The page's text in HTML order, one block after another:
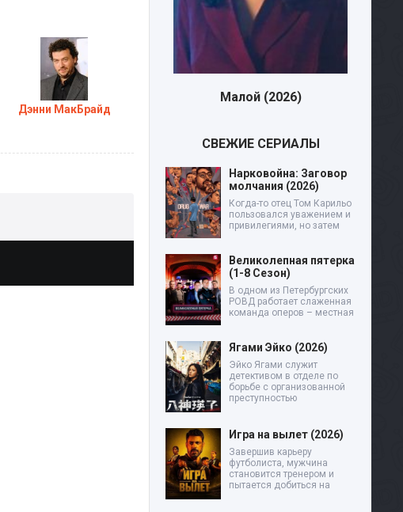
Дэнни МакБрайд
Малой (2026)
СВЕЖИЕ СЕРИАЛЫ
Нарковойна: Заговор
молчания (2026)
Когда-то отец Том Карильо
пользовался уважением и
привилегиями, но затем
Великолепная пятерка
(1-8 Сезон)
В одном из Петербургских
РОВД работает слаженная
команда оперов – местная
Ягами Эйко (2026)
Эйко Ягами служит
детективом в отделе по
борьбе с организованной
преступностью
Игра на вылет (2026)
Завершив карьеру
футболиста, мужчина
становится тренером и
пытается добиться на